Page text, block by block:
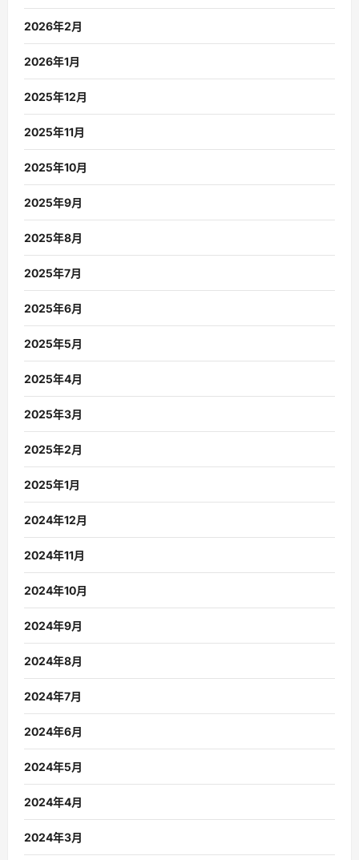
2026年2月
2026年1月
2025年12月
2025年11月
2025年10月
2025年9月
2025年8月
2025年7月
2025年6月
2025年5月
2025年4月
2025年3月
2025年2月
2025年1月
2024年12月
2024年11月
2024年10月
2024年9月
2024年8月
2024年7月
2024年6月
2024年5月
2024年4月
2024年3月